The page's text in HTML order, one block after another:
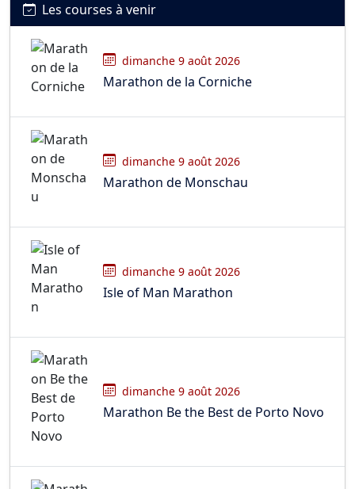
Les courses à venir
dimanche 9 août 2026
Marathon de la Corniche
dimanche 9 août 2026
Marathon de Monschau
dimanche 9 août 2026
Isle of Man Marathon
dimanche 9 août 2026
Marathon Be the Best de Porto Novo